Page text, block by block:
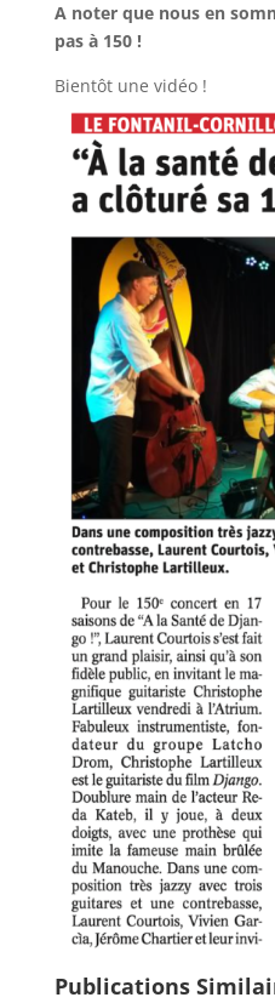
A noter que nous en
pas à 150 !
Bientôt une vidéo !
Publications